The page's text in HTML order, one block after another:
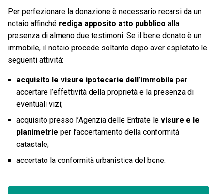
Per perfezionare la donazione è necessario recarsi da un
notaio affinché rediga apposito atto pubblico alla
presenza di almeno due testimoni. Se il bene donato è un
immobile, il notaio procede soltanto dopo aver espletato le
seguenti attività:
acquisito le visure ipotecarie dell’immobile per
accertare l’effettività della proprietà e la presenza di
eventuali vizi;
acquisito presso l’Agenzia delle Entrate le visure e le
planimetrie per l’accertamento della conformità
catastale;
accertato la conformità urbanistica del bene.